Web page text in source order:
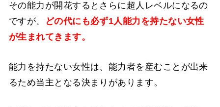
その能力が開花するとさらに超人レベルになるの
ですが、
どの代にも必ず1人能力を持たない女性
が生まれてきます。
能力を持たない女性は、能力者を産むことが出来
るため当主となる決まりがあります。